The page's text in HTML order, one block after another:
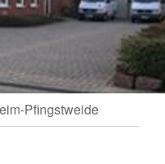
Pfingstweide